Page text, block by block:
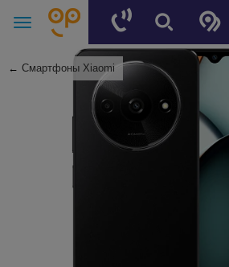
← Смартфоны Xiaomi